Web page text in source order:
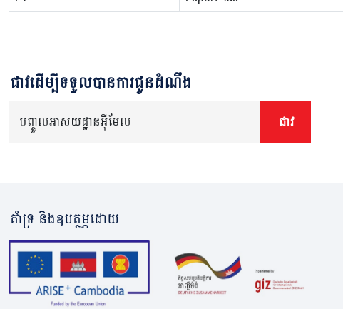
ជាវដើម្បីទទួលបានការជូនដំណឹង
បញ្ចូលអាសយដ្ឋានអ៊ីមែល ជាវ
គាំទ្រ និងឧបត្ថម្ភដោយ